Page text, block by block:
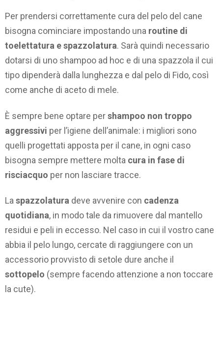
Per prendersi correttamente cura del pelo del cane
bisogna cominciare impostando una routine di
toelettatura e spazzolatura. Sarà quindi necessario
dotarsi di uno shampoo ad hoc e di una spazzola il cui
tipo dipenderà dalla lunghezza e dal pelo di Fido, così
come anche di aceto di mele.
È sempre bene optare pershampoo non troppo
aggressivi per l’igiene dell’animale: i migliori sono
quelli progettati apposta per il cane, in ogni caso
bisogna sempre mettere molta cura in fase di
risciacquo per non lasciare tracce.
Laspazzolatura deve avvenire con cadenza
quotidiana, in modo tale da rimuovere dal mantello
residui e peli in eccesso. Nel caso in cui il vostro cane
abbia il pelo lungo, cercate di raggiungere con un
accessorio provvisto di setole dure anche il
sottopelo (sempre facendo attenzione a non toccare
la cute).